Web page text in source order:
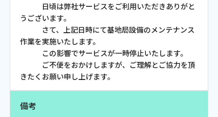
Webメール
日頃は弊社サービスをご利用いただきありがと
うございます。
さて、上記日時にて基地局設備のメンテナンス
作業を実施いたします。
この影響でサービスが一時停止いたします。
ご不便をおかけしますが、ご理解とご協力を頂
きたくお願い申し上げます。
備考